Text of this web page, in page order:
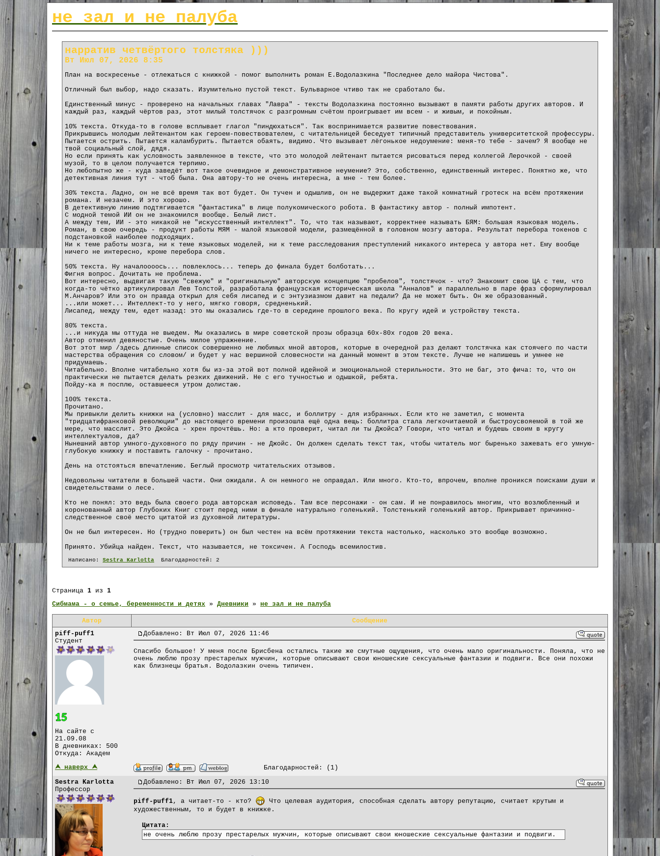
не зал и не палуба
нарратив четвёртого толстяка )))
Вт Июл 07, 2026 8:35
План на воскресенье - отлежаться с книжкой - помог выполнить роман Е.Водолазкина "Последнее дело майора Чистова".
Отличный был выбор, надо сказать. Изумительно пустой текст. Бульварное чтиво так не сработало бы.
Единственный минус - проверено на начальных главах "Лавра" - тексты Водолазкина постоянно вызывают в памяти работы других авторов. И
каждый раз, каждый чёртов раз, этот милый толстячок с разгромным счётом проигрывает им всем - и живым, и покойным.
10% текста. Откуда-то в голове всплывает глагол "пиндюхаться". Так воспринимается развитие повествования.
Прикрывшись молодым лейтенантом как героем-повествователем, с читательницей беседует типичный представитель университетской профессуры.
Пытается острить. Пытается каламбурить. Пытается обаять, видимо. Что вызывает лёгонькое недоумение: меня-то тебе - зачем? Я вообще не
твой социальный слой, дядя.
Но если принять как условность заявленное в тексте, что это молодой лейтенант пытается рисоваться перед коллегой Лерочкой - своей
музой, то в целом получается терпимо.
Но любопытно же - куда заведёт вот такое очевидное и демонстративное неумение? Это, собственно, единственный интерес. Понятно же, что
детективная линия тут - чтоб была. Она автору-то не очень интересна, а мне - тем более.
30% текста. Ладно, он не всё время так вот будет. Он тучен и одышлив, он не выдержит даже такой комнатный гротеск на всём протяжении
романа. И незачем. И это хорошо.
В детективную линию подтягивается "фантастика" в лице полукомического робота. В фантастику автор - полный импотент.
С модной темой ИИ он не знакомился вообще. Белый лист.
А между тем, ИИ - это никакой не "искусственный интеллект". То, что так называют, корректнее называть БЯМ: большая языковая модель.
Роман, в свою очередь - продукт работы МЯМ - малой языковой модели, размещённой в головном мозгу автора. Результат перебора токенов с
подстановкой наиболее подходящих.
Ни к теме работы мозга, ни к теме языковых моделей, ни к теме расследования преступлений никакого интереса у автора нет. Ему вообще
ничего не интересно, кроме перебора слов.
50% текста. Ну началоооось... повлеклось... теперь до финала будет болботать...
Фигня вопрос. Дочитать не проблема.
Вот интересно, выдвигая такую "свежую" и "оригинальную" авторскую концепцию "пробелов", толстячок - что? Знакомит свою ЦА с тем, что
когда-то чётко артикулировал Лев Толстой, разработала французская историческая школа "Анналов" и параллельно в паре фраз сформулировал
М.Анчаров? Или это он правда открыл для себя лисапед и с энтузиазмом давит на педали? Да не может быть. Он же образованный.
...или может... Интеллект-то у него, мягко говоря, средненький.
Лисапед, между тем, едет назад: это мы оказались где-то в середине прошлого века. По кругу идей и устройству текста.
80% текста.
...и никуда мы оттуда не выедем. Мы оказались в мире советской прозы образца 60х-80х годов 20 века.
Автор отменил девяностые. Очень милое упражнение.
Вот этот мир /здесь длинные список совершенно не любимых мной авторов, которые в очередной раз делают толстячка как стоячего по части
мастерства обращения со словом/ и будет у нас вершиной словесности на данный момент в этом тексте. Лучше не напишешь и умнее не
придумаешь.
Читабельно. Вполне читабельно хотя бы из-за этой вот полной идейной и эмоциональной стерильности. Это не баг, это фича: то, что он
практически не пытается делать резких движений. Не с его тучностью и одышкой, ребята.
Пойду-ка я посплю, оставшееся утром долистаю.
100% текста.
Прочитано.
Мы привыкли делить книжки на (условно) масслит - для масс, и боллитру - для избранных. Если кто не заметил, с момента
"тридцатифранковой революции" до настоящего времени произошла ещё одна вещь: боллитра стала легкочитаемой и быстроусвояемой в той же
мере, что масслит. Это Джойса - хрен прочтёшь. Но: а кто проверит, читал ли ты Джойса? Говори, что читал и будешь своим в кругу
интеллектуалов, да?
Нынешний автор умного-духовного по ряду причин - не Джойс. Он должен сделать текст так, чтобы читатель мог быренько зажевать его умную-
глубокую книжку и поставить галочку - прочитано.
День на отстояться впечатлению. Беглый просмотр читательских отзывов.
Недовольны читатели в большей части. Они ожидали. А он немного не оправдал. Или много. Кто-то, впрочем, вполне проникся поисками души и
свидетельствами о лесе.
Кто не понял: это ведь была своего рода авторская исповедь. Там все персонажи - он сам. И не понравилось многим, что возлюбленный и
коронованный автор Глубоких Книг стоит перед ними в финале натурально голенький. Толстенький голенький автор. Прикрывает причинно-
следственное своё место цитатой из духовной литературы.
Он не был интересен. Но (трудно поверить) он был честен на всём протяжении текста настолько, насколько это вообще возможно.
Принято. Убийца найден. Текст, что называется, не токсичен. А Господь всемилостив.
Написано: Sestra Karlotta Благодарностей: 2
Страница 1 из 1
Сибмама - о семье, беременности и детях » Дневники » не зал и не палуба
Автор
Сообщение
piff-puff1
Студент
На сайте с
21.09.08
В дневниках: 500
Откуда: Академ
Добавлено: Вт Июл 07, 2026 11:46
Спасибо большое! У меня после Брисбена остались такие же смутные ощущения, что очень мало оригинальности. Поняла, что не
очень люблю прозу престарелых мужчин, которые описывают свои юношеские сексуальные фантазии и подвиги. Все они похожи
как близнецы братья. Водолазкин очень типичен.
⮝ наверх ⮝ Благодарностей:
(1)
Sestra Karlotta
Профессор
Добавлено: Вт Июл 07, 2026 13:10
piff-puff1, а читает-то - кто?
Что целевая аудитория, способная сделать автору репутацию, считает крутым и
художественным, то и будет в книжке.
Цитата:
не очень люблю прозу престарелых мужчин, которые описывают свои юношеские сексуальные фантазии и подвиги.